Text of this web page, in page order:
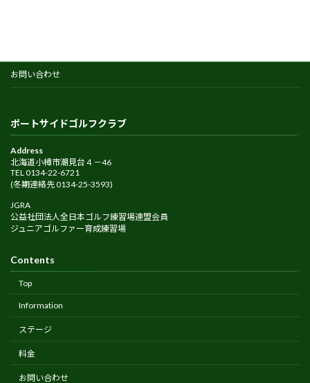
お問い合わせ
ポートサイドゴルフクラブ
Address
北海道小樽市潮見台４－46
TEL 0134-22-6721
(冬期連絡先 0134-25-3593)
JGRA
公益社団法人全日本ゴルフ練習場連盟会員
ジュニアゴルファー育成練習場
Contents
Top
Information
ステージ
料金
お問い合わせ